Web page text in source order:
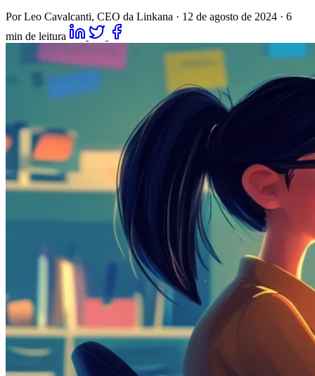
Por Leo Cavalcanti, CEO da Linkana · 12 de agosto de 2024 · 6
min de leitura